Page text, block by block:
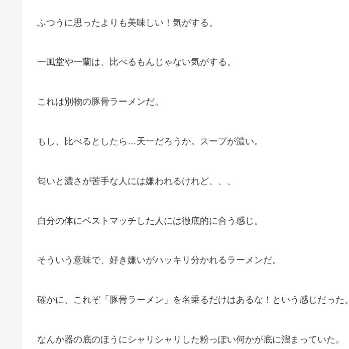
ふつうに思ったよりも美味しい！気がする。
一風堂や一蘭は、比べるもんじゃない気がする。
これは別物の豚骨ラーメンだ。
もし、比べるとしたら…天一だろうか。スープが濃い。
匂いと濃さが苦手な人には嫌われるけれど、、、
自分の体にベストマッチした人には徹底的に合う感じ。
そういう意味で、好き嫌いがハッキリ分かれるラーメンだ。
確かに、これぞ「豚骨ラーメン」を名乗るだけはあるな！という感じだった。
なんか器の底のほうにシャリシャリした粉っぽい何かが底に溜まっていた。